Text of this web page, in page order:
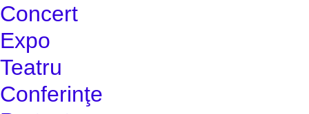
Concert
Expo
Teatru
Conferinţe